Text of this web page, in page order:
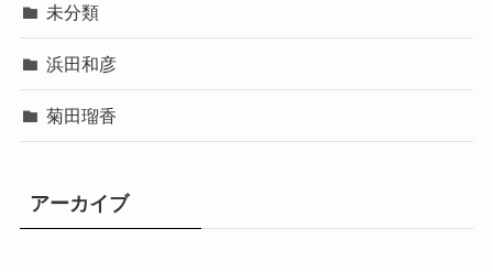
未分類
浜田和彦
菊田瑠香
アーカイブ